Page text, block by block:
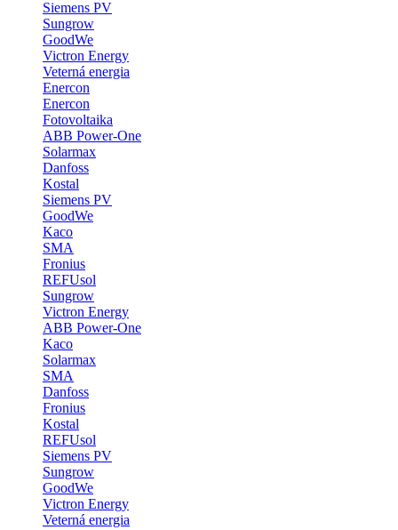
Siemens PV
Sungrow
GoodWe
Victron Energy
Veterná energia
Enercon
Enercon
Fotovoltaika
ABB Power-One
Solarmax
Danfoss
Kostal
Siemens PV
GoodWe
Kaco
SMA
Fronius
REFUsol
Sungrow
Victron Energy
ABB Power-One
Kaco
Solarmax
SMA
Danfoss
Fronius
Kostal
REFUsol
Siemens PV
Sungrow
GoodWe
Victron Energy
Veterná energia